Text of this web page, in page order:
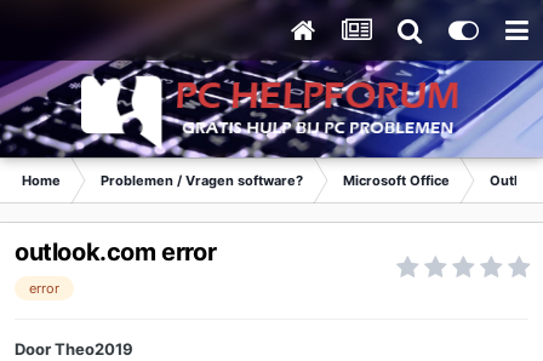
Home Problemen / Vragen software? Microsoft Office Outlook
outlook.com error
error
DoorTheo2019